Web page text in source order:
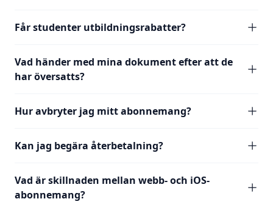
Får studenter utbildningsrabatter?
Vad händer med mina dokument efter att de
har översatts?
Hur avbryter jag mitt abonnemang?
Kan jag begära återbetalning?
Vad är skillnaden mellan webb- och iOS-
abonnemang?